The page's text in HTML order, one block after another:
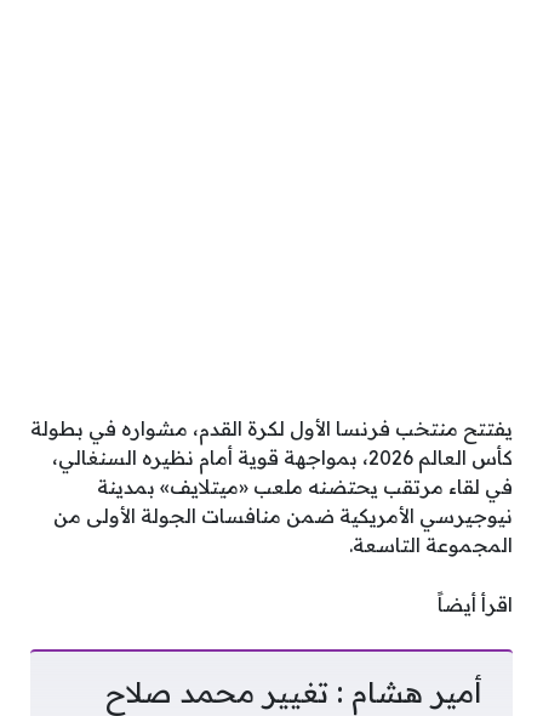
يفتتح منتخب فرنسا الأول لكرة القدم، مشواره في بطولة
كأس العالم 2026، بمواجهة قوية أمام نظيره السنغالي،
في لقاء مرتقب يحتضنه ملعب «ميتلايف» بمدينة
نيوجيرسي الأمريكية ضمن منافسات الجولة الأولى من
المجموعة التاسعة.
اقرأ أيضاً
أمير هشام : تغيير محمد صلاح